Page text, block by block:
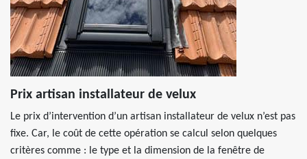
Prix artisan installateur de velux
Le prix d’intervention d’un artisan installateur de velux n’est pas
fixe. Car, le coût de cette opération se calcul selon quelques
critères comme : le type et la dimension de la fenêtre de